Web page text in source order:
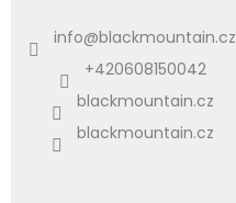
info@blackmountain.cz
+420608150042
blackmountain.cz
blackmountain.cz